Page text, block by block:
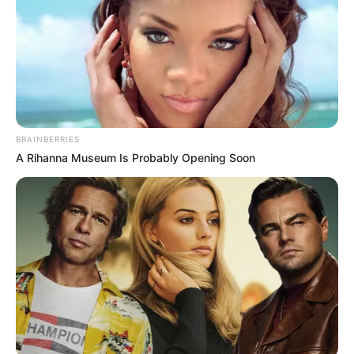
διασύνδεση συμβασιοποιήθηκε τον Μάιο του
2020 και παρά τις αντιξοότητες που
προκάλεσε η πανδημική κρίση, ηλεκτρίστηκε
σύμφωνα με το χρονοδιάγραμμα.
Περισσότερα νέα από την Εύβοια
Βουβός θρήνος σε περιοχή της Εύβοιας –
Κανείς δεν μπορούσε να πιστέψει ότι έφυγε
τόσο νωρίς
Εύβοια: Θρήνος για παλικάρι που δεν
BRAINBERRIES
A Rihanna Museum Is Probably Opening Soon